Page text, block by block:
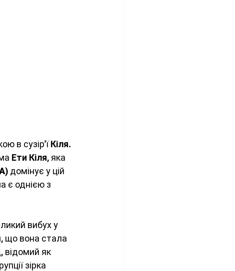
в сузір'ї Кіля.
Ети Кіля, яка
домінує у цій
є однією з
вибух у
що вона стала
відомий як
зірка